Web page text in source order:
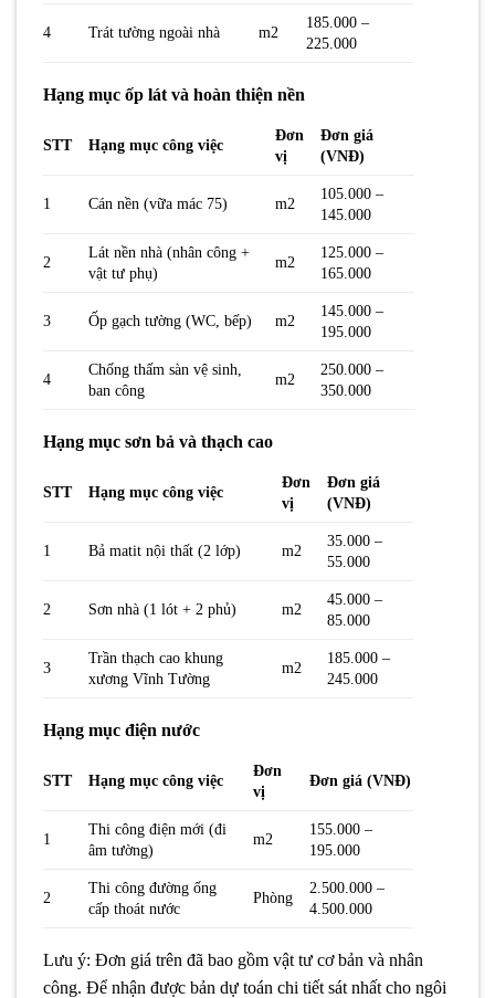
4 Trát tường ngoài nhà m2
185.000 –
225.000
Hạng mục ốp lát và hoàn thiện nền
STT Hạng mục công việc
Đơn
vị
Đơn giá
(VNĐ)
1 Cán nền (vữa mác 75) m2
105.000 –
145.000
2
Lát nền nhà (nhân công +
vật tư phụ)
m2
125.000 –
165.000
3 Ốp gạch tường (WC, bếp) m2
145.000 –
195.000
4
Chống thấm sàn vệ sinh,
ban công
m2
250.000 –
350.000
Hạng mục sơn bả và thạch cao
STT Hạng mục công việc
Đơn
vị
Đơn giá
(VNĐ)
1 Bả matit nội thất (2 lớp) m2
35.000 –
55.000
2 Sơn nhà (1 lót + 2 phủ) m2
45.000 –
85.000
3
Trần thạch cao khung
xương Vĩnh Tường
m2
185.000 –
245.000
Hạng mục điện nước
STT Hạng mục công việc
Đơn
vị
Đơn giá (VNĐ)
1
Thi công điện mới (đi
âm tường)
m2
155.000 –
195.000
2
Thi công đường ống
cấp thoát nước
Phòng
2.500.000 –
4.500.000
Lưu ý: Đơn giá trên đã bao gồm vật tư cơ bản và nhân
công. Để nhận được bản dự toán chi tiết sát nhất cho ngôi